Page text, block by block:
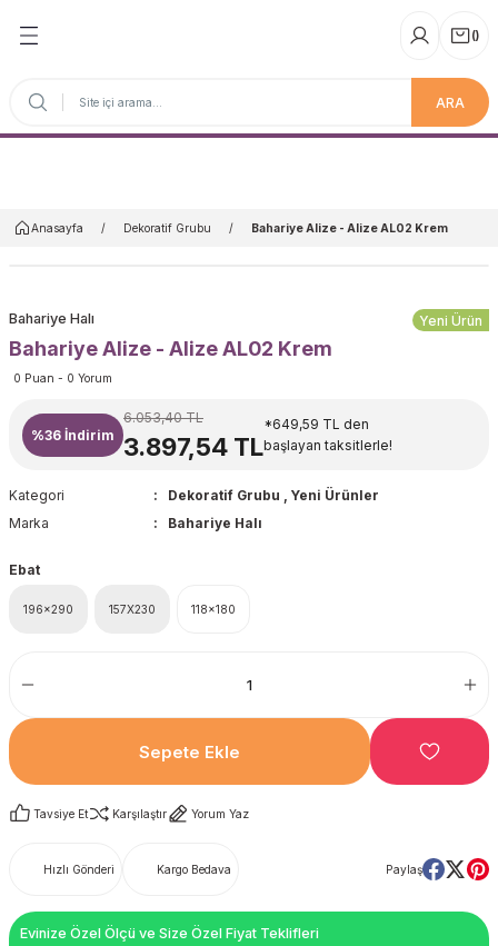
ARA
()
Anasayfa Dekoratif Grubu Bahariye Alize - Alize AL02 Krem
Yeni Ürün
Bahariye Halı
Bahariye Alize - Alize AL02 Krem
0 Puan - 0 Yorum
%36 İndirim
6.053,40 TL
3.897,54 TL
*649,59 TL den
başlayan taksitlerle!
Kategori Dekoratif Grubu , Yeni Ürünler
Marka
Bahariye Halı
Ebat
196x290 157X230 118x180
Sepete Ekle
Tavsiye Et Karşılaştır Yorum Yaz
Hızlı Gönderi Kargo Bedava Paylaş
Evinize Özel Ölçü ve Size Özel Fiyat Teklifleri